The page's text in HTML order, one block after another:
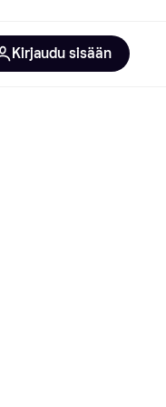
Kirjaudu sisään